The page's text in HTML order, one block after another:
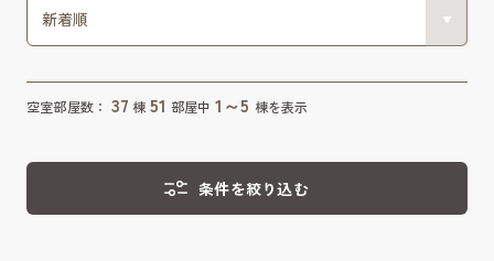
空室部屋数： 37 棟 51 部屋中 1～5 棟を表示
条件を絞り込む